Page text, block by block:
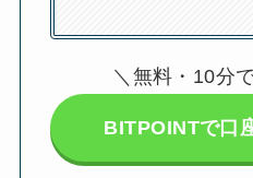
＼無料・10分
BITPOINTで口